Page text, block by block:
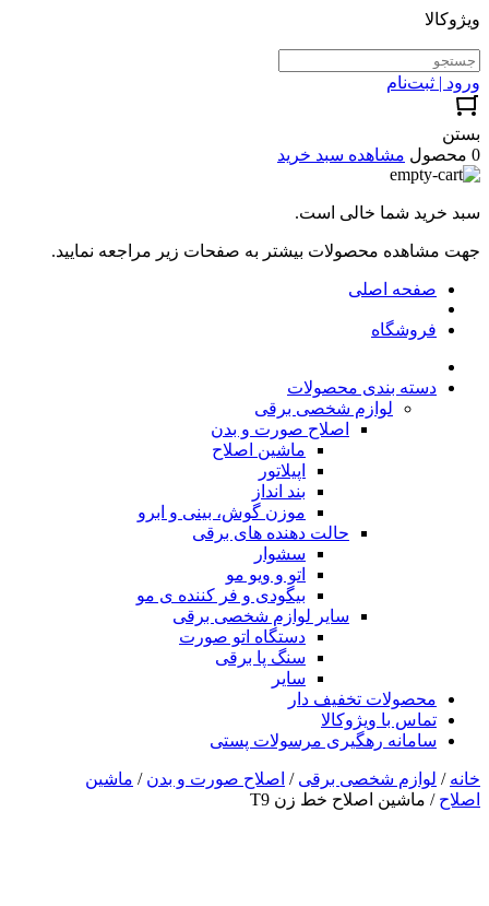
ویژوکالا
ورود | ثبت‌نام
بستن
0 محصول
مشاهده سبد خرید
سبد خرید شما خالی است.
جهت مشاهده محصولات بیشتر به صفحات زیر مراجعه نمایید.
صفحه اصلی
فروشگاه
دسته بندی محصولات
لوازم شخصی برقی
اصلاح صورت و بدن
ماشین اصلاح
اپیلاتور
بند انداز
موزن گوش، بینی و ابرو
حالت دهنده های برقی
سشوار
اتو و ویو مو
بیگودی و فر کننده ی مو
سایر لوازم شخصی برقی
دستگاه اتو صورت
سنگ پا برقی
سایر
محصولات تخفیف دار
تماس با ویژوکالا
سامانه رهگیری مرسولات پستی
خانه / لوازم شخصی برقی / اصلاح صورت و بدن / ماشین
اصلاح / ماشین اصلاح خط زن T9